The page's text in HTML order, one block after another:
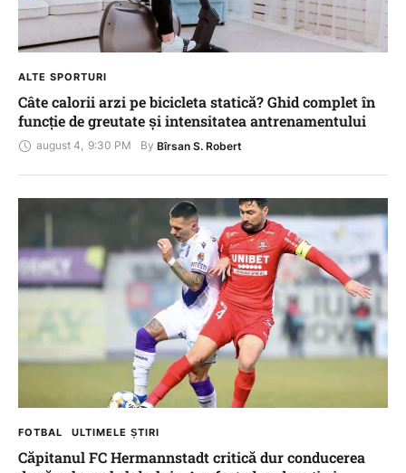
ALTE SPORTURI
Câte calorii arzi pe bicicleta statică? Ghid complet în
funcție de greutate și intensitatea antrenamentului
august 4, 9:30 PM By Bîrsan S. Robert
FOTBAL ULTIMELE ȘTIRI
Căpitanul FC Hermannstadt critică dur conducerea